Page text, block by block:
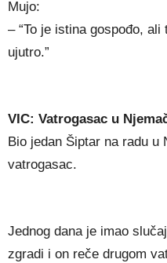
Mujo:
– “To je istina gospođo,
ujutro.”
VIC: Vatrogasac u
Bio jedan Šiptar na radu
vatrogasac.
Jednog dana je imao
zgradi i on reče drugom